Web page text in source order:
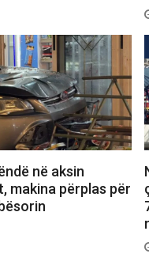
në aksin
makina përplas për